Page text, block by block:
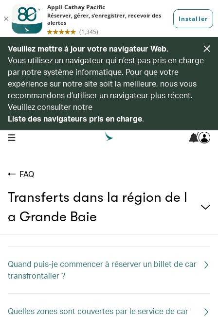
Veuillez mettre à jour votre navigateur Web.
Vous utilisez un navigateur qui n’est pas pris en charge
par notre système informatique. Pour que votre
expérience sur notre site soit la meilleure, nous vous
recommandons d’utiliser un navigateur plus récent.
Veuillez consulter notre
Liste des navigateurs pris en charge.
open navigation menu 7
FAQ
Transferts dans la région de l
a Grande Baie
Quand puis-je commencer à réserver un billet de car
transfrontalier ?
Quelles zones sont couvertes par le service de car